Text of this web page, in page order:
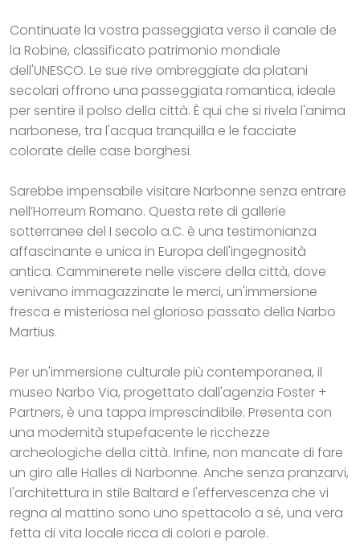
Continuate la vostra passeggiata verso il canale de
la Robine, classificato patrimonio mondiale
dell'UNESCO. Le sue rive ombreggiate da platani
secolari offrono una passeggiata romantica, ideale
per sentire il polso della città. È qui che si rivela l'anima
narbonese, tra l'acqua tranquilla e le facciate
colorate delle case borghesi.
Sarebbe impensabile visitare Narbonne senza entrare
nell’Horreum Romano. Questa rete di gallerie
sotterranee del I secolo a.C. è una testimonianza
affascinante e unica in Europa dell'ingegnosità
antica. Camminerete nelle viscere della città, dove
venivano immagazzinate le merci, un'immersione
fresca e misteriosa nel glorioso passato della Narbo
Martius.
Per un'immersione culturale più contemporanea, il
museo Narbo Via, progettato dall'agenzia Foster +
Partners, è una tappa imprescindibile. Presenta con
una modernità stupefacente le ricchezze
archeologiche della città. Infine, non mancate di fare
un giro alle Halles di Narbonne. Anche senza pranzarvi,
l'architettura in stile Baltard e l'effervescenza che vi
regna al mattino sono uno spettacolo a sé, una vera
fetta di vita locale ricca di colori e parole.